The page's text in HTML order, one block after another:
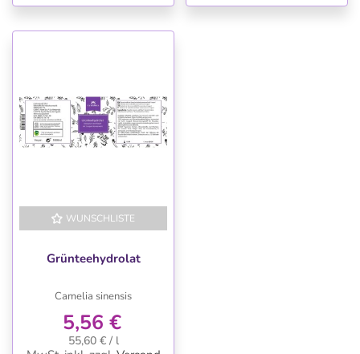
WUNSCHLISTE
Grünteehydrolat
Camelia sinensis
5,56 €
55,60 € / l